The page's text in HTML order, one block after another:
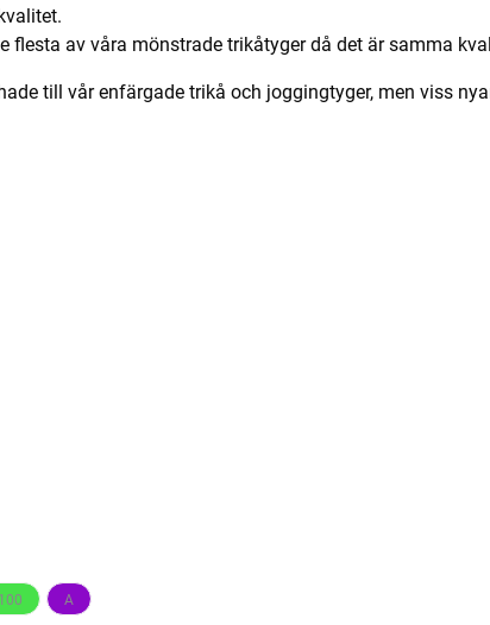
flesta av våra mönstrade trikåtyger då det är samma
till vår enfärgade trikå och joggingtyger, men viss
A